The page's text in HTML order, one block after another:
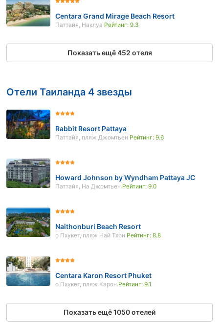
Centara Grand Mirage Beach Resort
Паттайя, Наклуа Рейтинг: 9.3
Показать ещё 452 отеля
Отели Таиланда 4 звезды
Rabbit Resort Pattaya
Паттайя, пляж Джомтьен Рейтинг: 9.6
Howard Johnson by Wyndham Pattaya JC
Паттайя, На Джомтьен Рейтинг: 9.0
Naithonburi Beach Resort
о Пхукет, пляж Най Тхон Рейтинг: 8.8
Centara Karon Resort Phuket
о Пхукет, пляж Карон Рейтинг: 9.1
Показать ещё 1050 отелей